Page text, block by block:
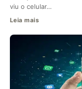
viu o celular…
Leia mais